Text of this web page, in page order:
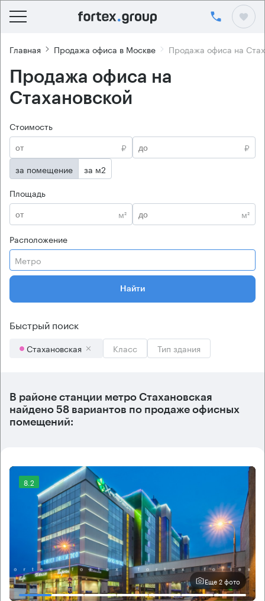
Главная Продажа офиса в Москве Продажа офиса на
Продажа офиса на
Стахановской
Стоимость
₽
₽
за помещение
за м2
Площадь
м²
м²
Расположение
Метро
Найти
Быстрый поиск
Стахановская Класс Тип здания
В районе станции метро Стахановская
найдено 58 вариантов по продаже офисных
помещений:
8.2
Еще 2 фото